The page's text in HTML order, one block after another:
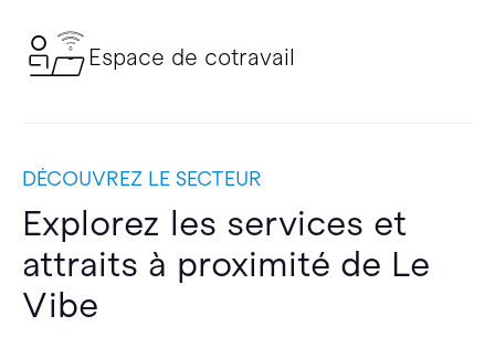
Espace de cotravail
DÉCOUVREZ LE SECTEUR
Explorez les services et
attraits à proximité de Le
Vibe